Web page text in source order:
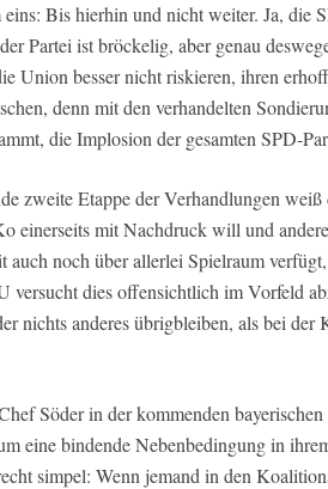
eins: Bis hierhin und nicht weiter. Ja, die
Partei ist bröckelig, aber genau
Union besser nicht riskieren, ihren
denn mit den verhandelten
die Implosion der gesamten SPD-
zweite Etappe der Verhandlungen
einerseits mit Nachdruck will und
auch noch über allerlei Spielraum
versucht dies offensichtlich im Vorfeld
nichts anderes übrigbleiben, als bei der
Söder in der kommenden
eine bindende Nebenbedingung in
simpel: Wenn jemand in den